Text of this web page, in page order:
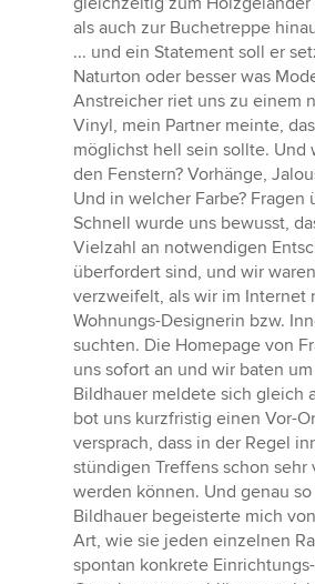
als auch zur Buchetreppe
... und ein Statement soll er
Naturton oder besser was
Anstreicher riet uns zu einem
Vinyl, mein Partner meinte,
möglichst hell sein sollte. Und
den Fenstern? Vorhänge,
Und in welcher Farbe? Fragen
Schnell wurde uns bewusst,
Vielzahl an notwendigen
überfordert sind, und wir
verzweifelt, als wir im Internet
Wohnungs-Designerin bzw.
suchten. Die Homepage von
uns sofort an und wir baten
Bildhauer meldete sich gleich
bot uns kurzfristig einen Vor-
versprach, dass in der Regel
stündigen Treffens schon
werden können. Und genau so
Bildhauer begeisterte mich
Art, wie sie jeden einzelnen
spontan konkrete